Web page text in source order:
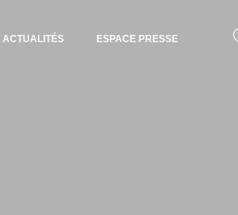
ACTUALITÉS ESPACE PRESSE